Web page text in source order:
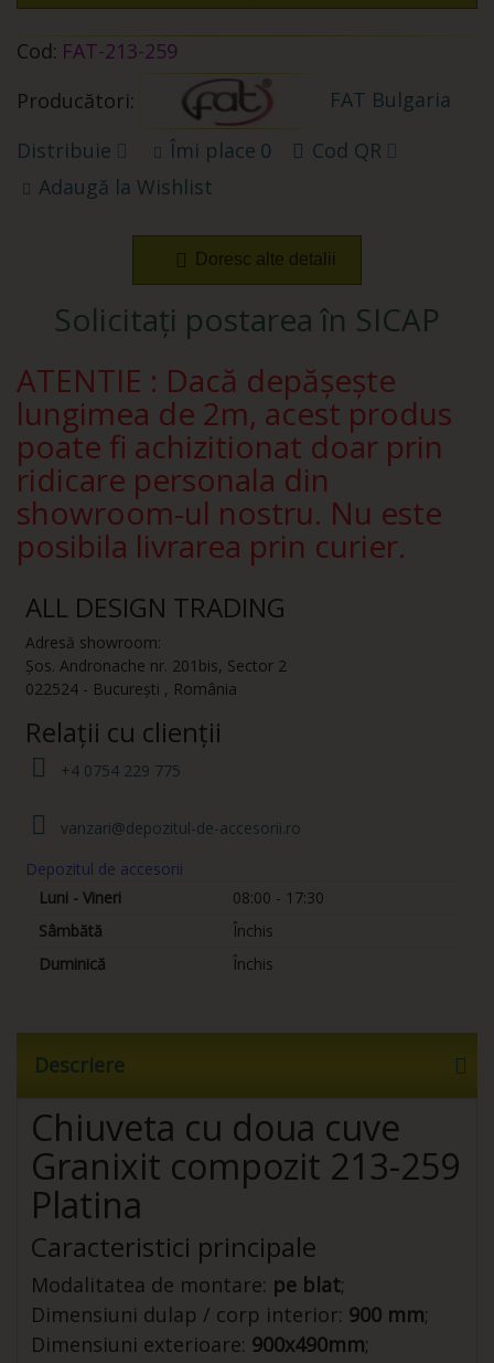
Cod: FAT-213-259
Producători:
FAT Bulgaria
Distribuie
Îmi place 0
Cod QR
Adaugă la Wishlist
Doresc alte detalii
Solicitați postarea în SICAP
ATENTIE : Dacă depășește
lungimea de 2m, acest produs
poate fi achizitionat doar prin
ridicare personala din
showroom-ul nostru. Nu este
posibila livrarea prin curier.
ALL DESIGN TRADING
Adresă showroom:
Șos. Andronache nr. 201bis, Sector 2
022524 - București , România
Relații cu clienții
+4 0754 229 775
vanzari@depozitul-de-accesorii.ro
Depozitul de accesorii
Luni - Vineri
08:00 - 17:30
Sâmbătă
Închis
Duminică
Închis
Descriere
Chiuveta cu doua cuve
Granixit compozit 213-259
Platina
Caracteristici principale
Modalitatea de montare: pe blat;
Dimensiuni dulap / corp interior: 900 mm;
Dimensiuni exterioare: 900x490mm;